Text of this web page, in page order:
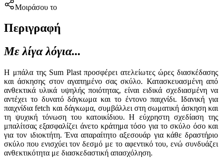
Μοιράσου το
Περιγραφή
Με λίγα λόγια...
Η μπάλα της Sum Plast προσφέρει ατελείωτες ώρες διασκέδασης
και άσκησης στον αγαπημένο σας σκύλο. Κατασκευασμένη από
ανθεκτικά υλικά υψηλής ποιότητας, είναι ειδικά σχεδιασμένη να
αντέχει το δυνατό δάγκωμα και το έντονο παιχνίδι. Ιδανική για
παιχνίδια fetch και δάγκωμα, συμβάλλει στη σωματική άσκηση και
τη ψυχική τόνωση του κατοικίδιου. Η εύχρηστη σχεδίαση της
μπαλίτσας εξασφαλίζει άνετο κράτημα τόσο για το σκύλο όσο και
για τον ιδιοκτήτη. Ένα απαραίτητο αξεσουάρ για κάθε δραστήριο
σκύλο που ενισχύει τον δεσμό με το αφεντικό του, ενώ συνδυάζει
ανθεκτικότητα με διασκεδαστική απασχόληση.